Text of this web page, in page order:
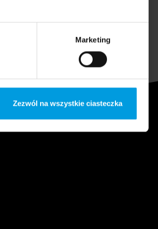
Marketing
Zezwól na wszystkie ciasteczka